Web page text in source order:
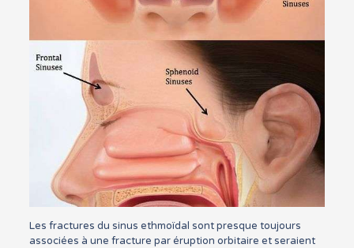
Les fractures du sinus ethmoïdal sont presque toujours
associées à une fracture par éruption orbitaire et seraient